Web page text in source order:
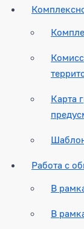
Карта
Работа с
В
В